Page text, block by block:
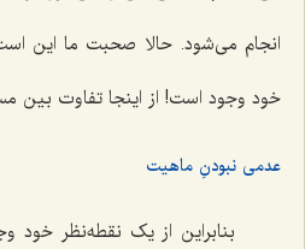
انجام می‌شود. حالا صحبت ما این
خود وجود است! از اینجا تفاوت بین
عدمی نبودنِ ماهیت
بنابراین از یک نقطه‌نظر خود